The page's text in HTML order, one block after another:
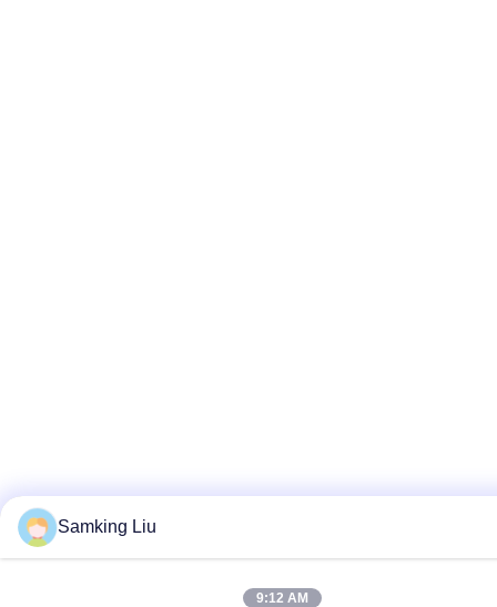
Samking Liu
9:12 AM